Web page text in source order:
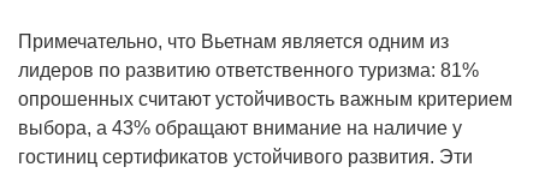
Примечательно, что Вьетнам является одним из
лидеров по развитию ответственного туризма: 81%
опрошенных считают устойчивость важным критерием
выбора, а 43% обращают внимание на наличие у
гостиниц сертификатов устойчивого развития. Эти